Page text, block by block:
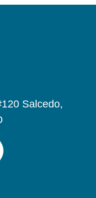
Salcedo,